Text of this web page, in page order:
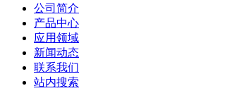
公司简介
产品中心
应用领域
新闻动态
联系我们
站内搜索